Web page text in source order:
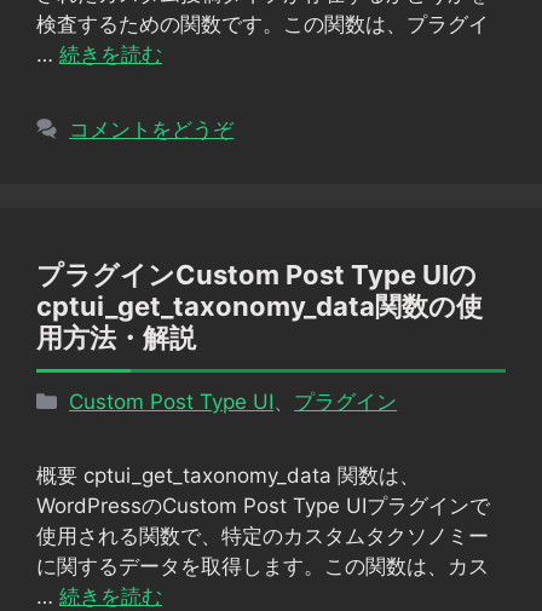
検査するための関数です。この関数は、プラグイ
… 続きを読む
コメントをどうぞ
プラグインCustom Post Type UIの
cptui_get_taxonomy_data関数の使
用方法・解説
カ
リ
ー
Custom Post Type UI プラグイン
概要 cptui_get_taxonomy_data 関数は、
WordPressのCustom Post Type UIプラグインで
使用される関数で、特定のカスタムタクソノミー
に関するデータを取得します。この関数は、カス
… 続きを読む